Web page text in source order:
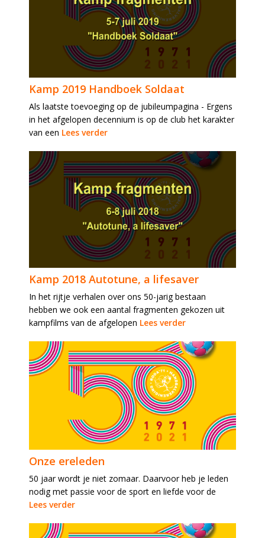
Kamp 2019 Handboek Soldaat
Als laatste toevoeging op de jubileumpagina - Ergens
in het afgelopen decennium is op de club het karakter
van een Lees verder
Kamp 2018 Autotune, a lifesaver
In het rijtje verhalen over ons 50-jarig bestaan
hebben we ook een aantal fragmenten gekozen uit
kampfilms van de afgelopen Lees verder
Onze ereleden
50 jaar wordt je niet zomaar. Daarvoor heb je leden
nodig met passie voor de sport en liefde voor de
Lees verder